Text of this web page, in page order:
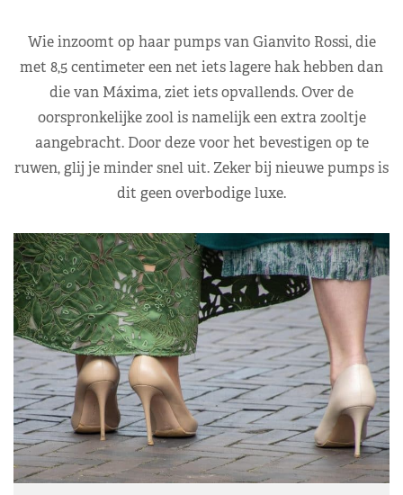
Wie inzoomt op haar pumps van Gianvito Rossi, die
met 8,5 centimeter een net iets lagere hak hebben dan
die van Máxima, ziet iets opvallends. Over de
oorspronkelijke zool is namelijk een extra zooltje
aangebracht. Door deze voor het bevestigen op te
ruwen, glij je minder snel uit. Zeker bij nieuwe pumps is
dit geen overbodige luxe.